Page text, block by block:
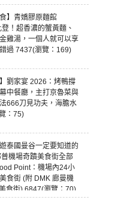
】青嬌膠原麵館
！超香濃的蟹黃麵、
雞湯，一個人就可以享
過 7437(瀏覽：169)
劉家宴 2026：烤鴨撐
中餐廳，主打京魯菜與
666刀見功夫，海膽水
：75)
泰國曼谷一定要知道的
機場奇蹟美食街全部
Point：機場內24小
食街 (附 DMK 廊曼機
食街) 6847(瀏覽：70)